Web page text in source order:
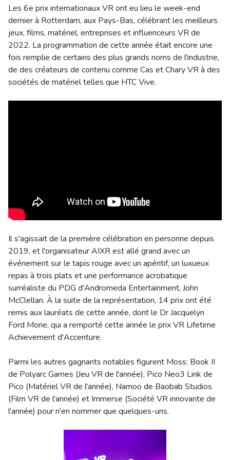
Les 6e prix internationaux VR ont eu lieu le week-end
dernier à Rotterdam, aux Pays-Bas, célébrant les meilleurs
jeux, films, matériel, entreprises et influenceurs VR de
2022. La programmation de cette année était encore une
fois remplie de certains des plus grands noms de l'industrie,
de des créateurs de contenu comme Cas et Chary VR à des
sociétés de matériel telles que HTC Vive.
Il s'agissait de la première célébration en personne depuis
2019, et l'organisateur AIXR est allé grand avec un
événement sur le tapis rouge avec un apéritif, un luxueux
repas à trois plats et une performance acrobatique
surréaliste du PDG d'Andromeda Entertainment, John
McClellan. À la suite de la représentation, 14 prix ont été
remis aux lauréats de cette année, dont le Dr Jacquelyn
Ford Morie, qui a remporté cette année le prix VR Lifetime
Achievement d'Accenture.
Parmi les autres gagnants notables figurent Moss: Book II
de Polyarc Games (Jeu VR de l'année), Pico Neo3 Link de
Pico (Matériel VR de l'année), Namoo de Baobab Studios
(Film VR de l'année) et Immerse (Société VR innovante de
l'année) pour n'en nommer que quelques-uns.